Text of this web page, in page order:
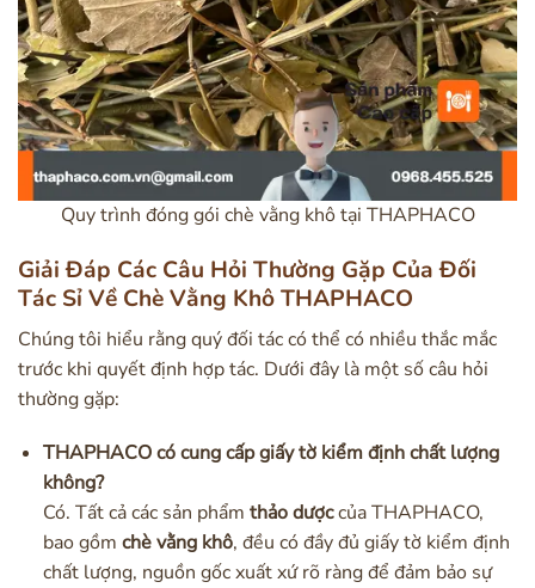
Quy trình đóng gói chè vằng khô tại THAPHACO
Giải Đáp Các Câu Hỏi Thường Gặp Của Đối
Tác Sỉ Về Chè Vằng Khô THAPHACO
Chúng tôi hiểu rằng quý đối tác có thể có nhiều thắc mắc
trước khi quyết định hợp tác. Dưới đây là một số câu hỏi
thường gặp:
THAPHACO có cung cấp giấy tờ kiểm định chất lượng
không?
Có. Tất cả các sản phẩm thảo dượccủa THAPHACO,
bao gồm chè vằng khô, đều có đầy đủ giấy tờ kiểm định
chất lượng, nguồn gốc xuất xứ rõ ràng để đảm bảo sự